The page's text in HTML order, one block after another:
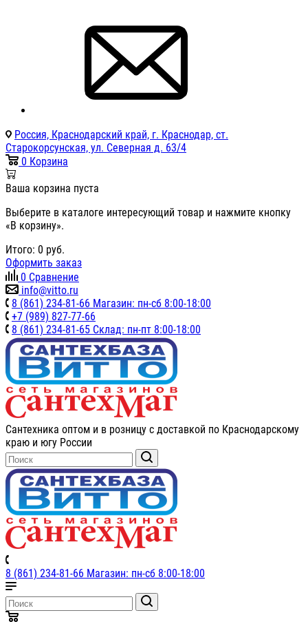
Россия, Краснодарский край, г. Краснодар, ст.
Старокорсунская, ул. Северная д. 63/4
0 Корзина
Ваша корзина пуста
Выберите в каталоге интересующий товар и нажмите кнопку
«В корзину».
Итого: 0 руб.
Оформить заказ
0 Сравнение
info@vitto.ru
8 (861) 234-81-66 Магазин: пн-сб 8:00-18:00
+7 (989) 827-77-66
8 (861) 234-81-65 Склад: пн-пт 8:00-18:00
Сантехника оптом и в розницу с доставкой по Краснодарскому
краю и югу России
8 (861) 234-81-66 Магазин: пн-сб 8:00-18:00